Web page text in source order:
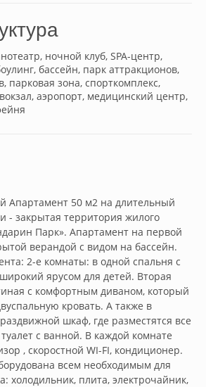
ночной клуб, SPA-центр,
бассейн, парк аттракционов,
парковая зона, спорткомплекс,
аэропорт, медицинский центр,
- закрытая территория жилого
Парк». Апартамент на первой
верандой с видом на бассейн.
2-е комнаты: в одной спальня с
ярусом для детей. Вторая
с комфортным диваном, который
кровать. А также в
шкаф, где разместятся все
с ванной. В каждой комнате
, скоростной WI-FI, кондиционер.
всем необходимым для
холодильник, плита, электрочайник,